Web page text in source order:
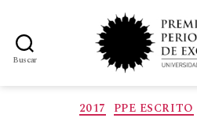
Buscar
2017 PPE ESCRITO